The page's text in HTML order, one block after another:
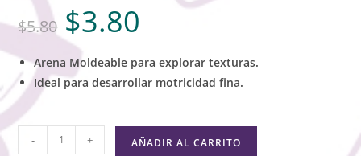
$5.80 $3.80
Arena Moldeable para explorar texturas.
Ideal para desarrollar motricidad fina.
- + AÑADIR AL CARRITO